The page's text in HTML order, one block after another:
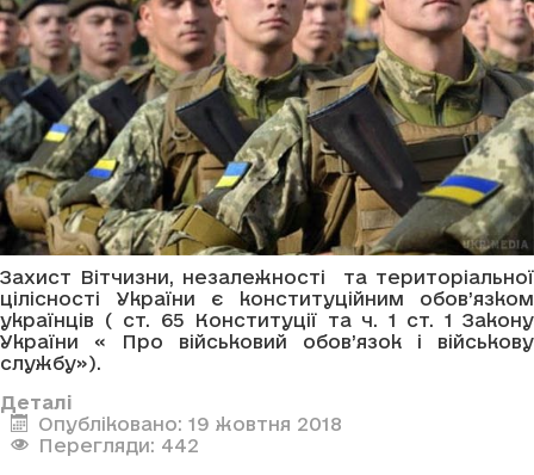
Захист Вітчизни, незалежності та територіальної
цілісності України є конституційним обов’язком
українців ( ст. 65 Конституції та ч. 1 ст. 1 Закону
України « Про військовий обов’язок і військову
службу»).
Деталі
Опубліковано: 19 жовтня 2018
Перегляди: 442